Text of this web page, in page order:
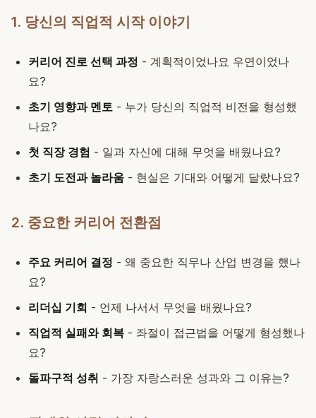
1. 당신의 직업적 시작 이야기
커리어 진로 선택 과정 - 계획적이었나요 우연이었나
요?
초기 영향과 멘토 - 누가 당신의 직업적 비전을 형성했
나요?
첫 직장 경험 - 일과 자신에 대해 무엇을 배웠나요?
초기 도전과 놀라움 - 현실은 기대와 어떻게 달랐나요?
2. 중요한 커리어 전환점
주요 커리어 결정 - 왜 중요한 직무나 산업 변경을 했나
요?
리더십 기회 - 언제 나서서 무엇을 배웠나요?
직업적 실패와 회복 - 좌절이 접근법을 어떻게 형성했나
요?
돌파구적 성취 - 가장 자랑스러운 성과와 그 이유는?